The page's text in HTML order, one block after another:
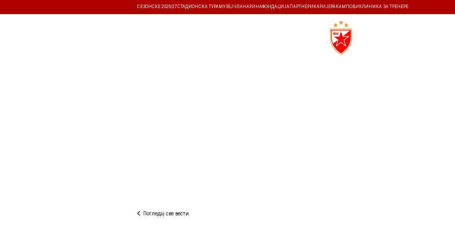
СЕЗОНСКЕ 2026/27СТАДИОНСКА ТУРА МУЗЕЈ ЧЛАНАРИНАФОНДАЦИЈА ПАРТНЕРИ КАРИЈЕРА КАМПОВИ КЛИНИКА ЗА ТРЕНЕРЕ
Погледај све вести